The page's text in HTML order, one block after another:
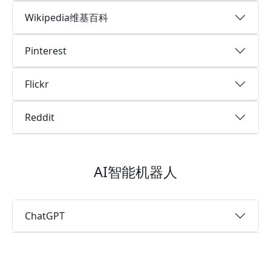
Wikipedia维基百科
Pinterest
Flickr
Reddit
AI智能机器人
ChatGPT